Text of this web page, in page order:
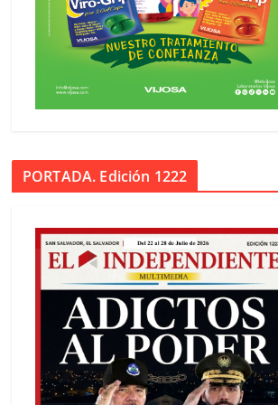
PORTADA. Edición 1222